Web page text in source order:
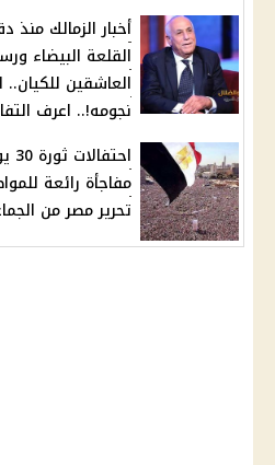
أخبار الزمالك
القلعة البيضاء
العاشقين
نجومه!.. اعرف
مفاجأة رائعة
تحرير مصر من